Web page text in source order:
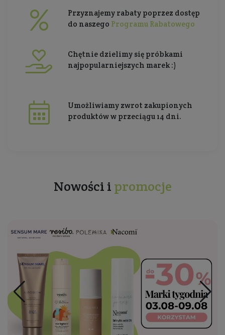
Przyznajemy rabaty poprzez dostęp
do naszego Programu Rabatowego
Chętnie dzielimy się próbkami
najpopularniejszych marek :)
Umożliwiamy zwrot zakupionych
produktów w przeciągu 14 dni.
Nowości i promocje